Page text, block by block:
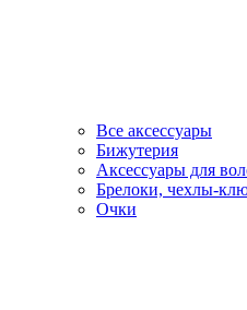
Все аксессуары
Бижутерия
Аксессуары для
Брелоки, чехлы-
Очки